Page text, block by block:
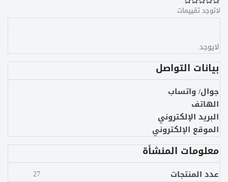
لاتوجد تقييمات
لايوجد.
بيانات التواصل
جوال/ واتساب
الهاتف
البريد الإلكتروني
الموقع الإلكتروني
معلومات المنشأة
عدد المنتجات 27